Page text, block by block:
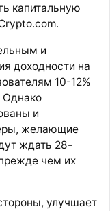
капитальную
и
доходности на
10-12%
Однако
и
желающие
ждать 28-
чем их
улучшает